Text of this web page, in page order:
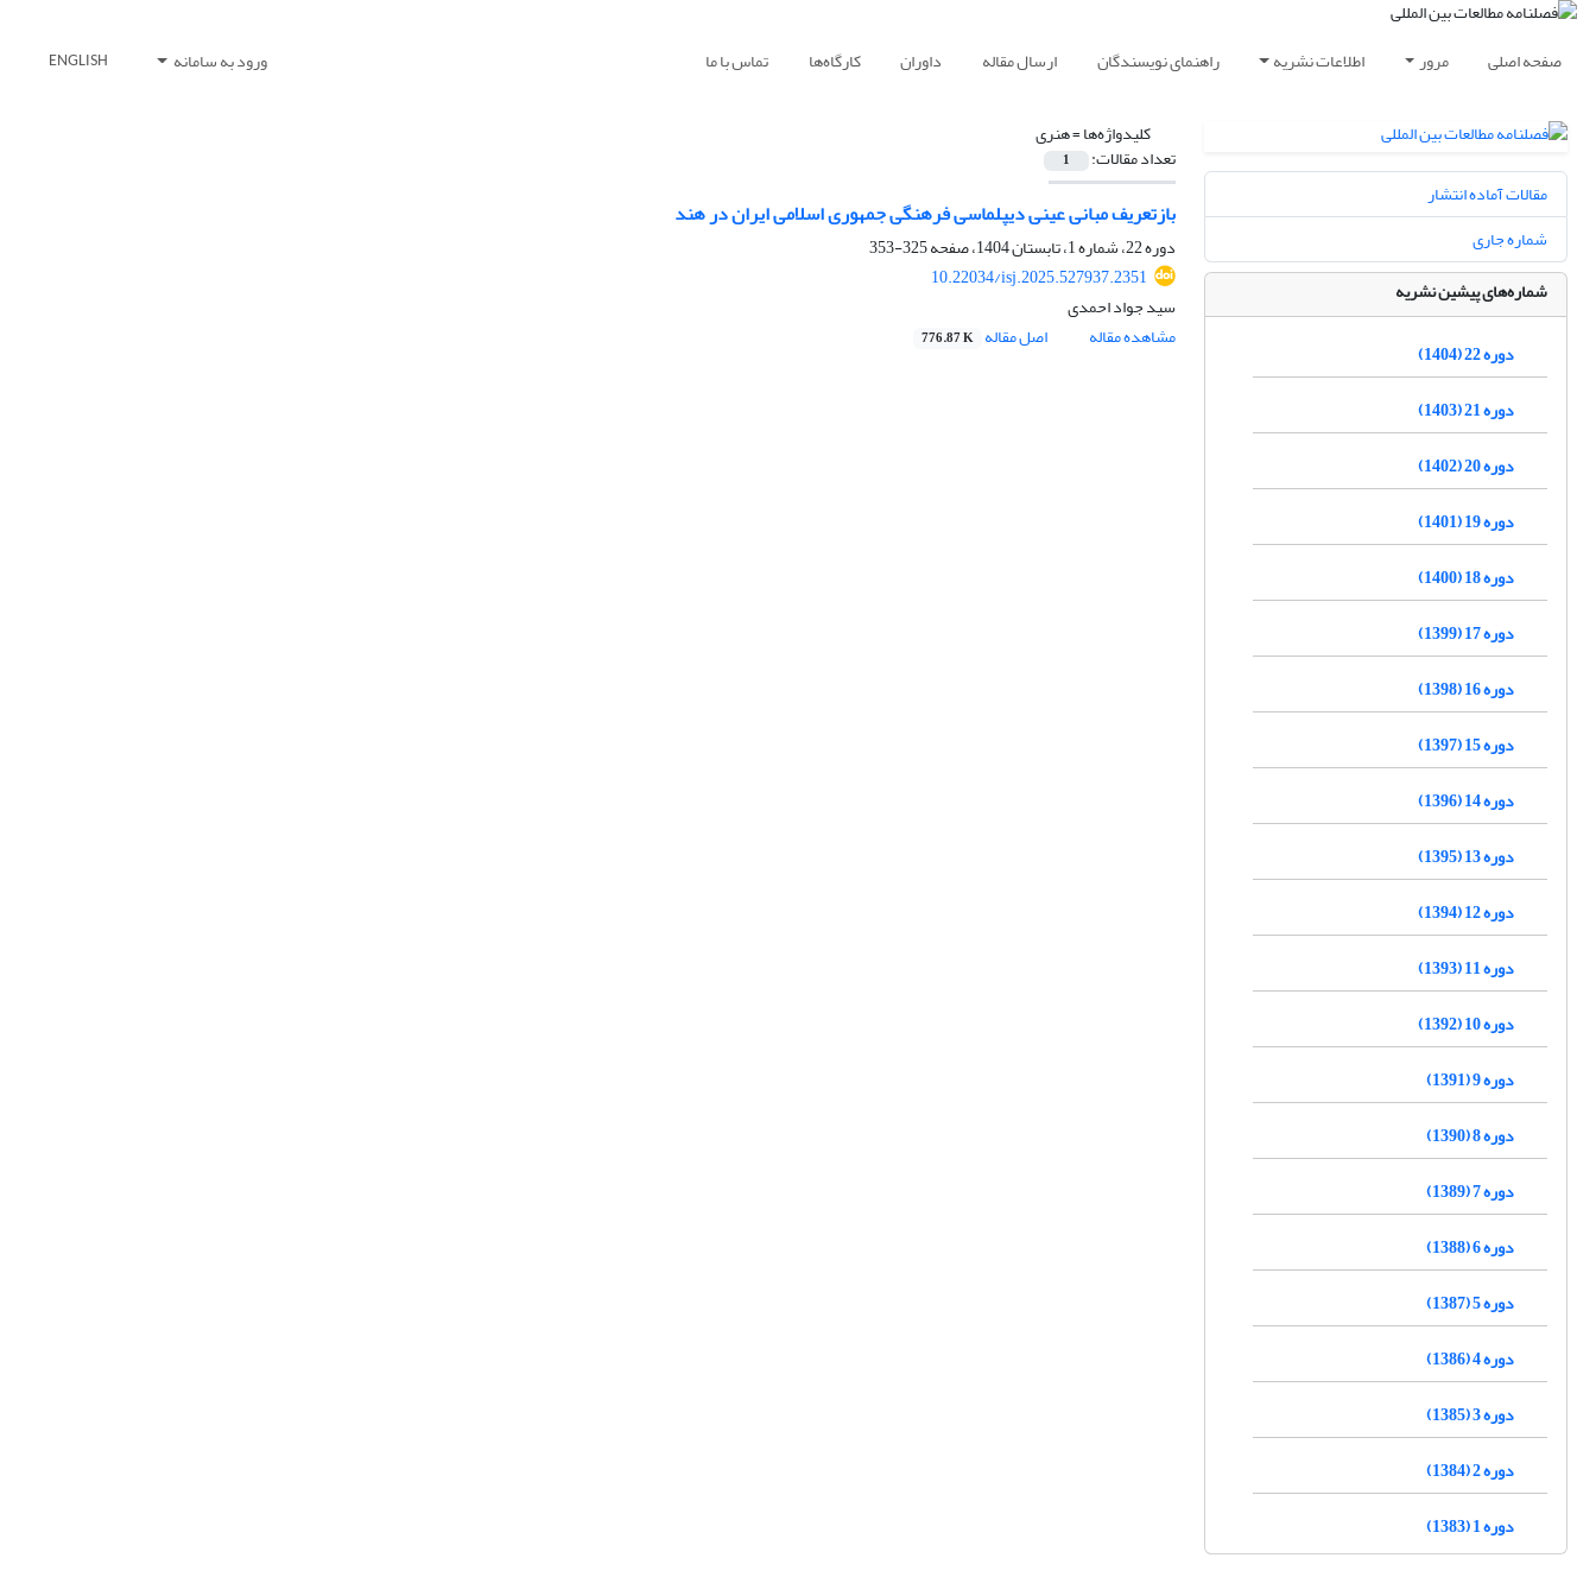
صفحه اصلی مرور اطلاعات نشریه راهنمای نویسندگان ارسال مقاله داوران کارگاه‌ها تماس با ما ورود به سامانه ENGLISH
کلیدواژه‌ها =هنری
تعداد مقالات: 1
بازتعریف مبانی عینی دیپلماسی فرهنگی جمهوری اسلامی ایران در هند
دوره 22، شماره 1، تابستان 1404، صفحه
325-353
10.22034/isj.2025.527937.2351
سید جواد احمدی
مشاهده مقاله
اصل مقاله 776.87 K
مقالات آماده انتشار
شماره جاری
شماره‌های پیشین نشریه
دوره 22 (1404)
دوره 21 (1403)
دوره 20 (1402)
دوره 19 (1401)
دوره 18 (1400)
دوره 17 (1399)
دوره 16 (1398)
دوره 15 (1397)
دوره 14 (1396)
دوره 13 (1395)
دوره 12 (1394)
دوره 11 (1393)
دوره 10 (1392)
دوره 9 (1391)
دوره 8 (1390)
دوره 7 (1389)
دوره 6 (1388)
دوره 5 (1387)
دوره 4 (1386)
دوره 3 (1385)
دوره 2 (1384)
دوره 1 (1383)